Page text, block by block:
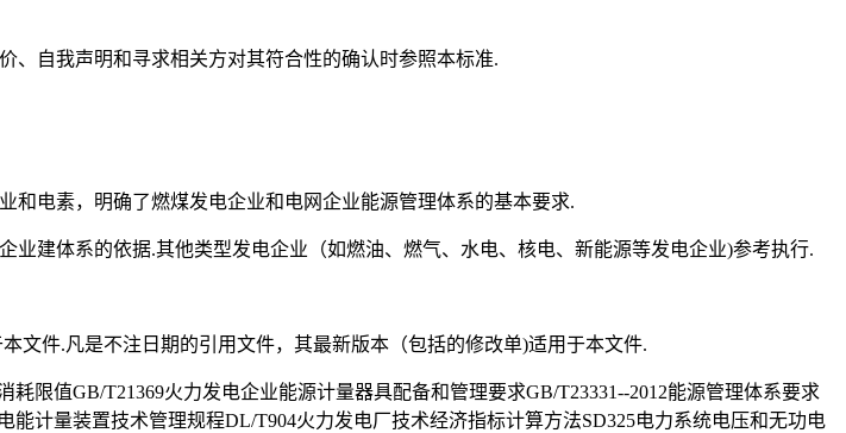
、自我声明和寻求相关方对其符合性的确认时参照本标准.
和电素，明确了燃煤发电企业和电网企业能源管理体系的基本要求.
建体系的依据.其他类型发电企业（如燃油、燃气、水电、核电、新能源等发电企业)参考执行.
文件.凡是不注日期的引用文件，其最新版本（包括的修改单)适用于本文件.
限值GB/T21369火力发电企业能源计量器具配备和管理要求GB/T23331--2012能源管理体系要求
能计量装置技术管理规程DL/T904火力发电厂技术经济指标计算方法SD325电力系统电压和无功电